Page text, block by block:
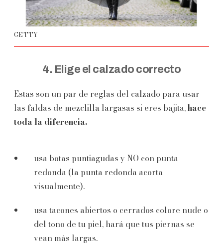
GETTY
4. Elige el calzado correcto
Estas son un par de reglas del calzado para usar
las faldas de mezclilla largasas si eres bajita,hace
toda la diferencia.
usa botas puntiagudas y NO con punta
redonda (la punta redonda acorta
visualmente).
usa tacones abiertos o cerrados colore nude o
del tono de tu piel, hará que tus piernas se
vean más largas.